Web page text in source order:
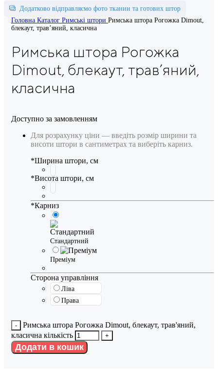
Додатково відправляємо фото тканин та готових штор
Головна Каталог Римські штори Римська штора Рогожка Dimout,
блекаут, трав’яний, класична
Римська штора Рогожка
Dimout, блекаут, трав’яний,
класична
Доступно за замовленням
Для розрахунку ціни — введіть розмір ширини та
висоти штори в сантиметрах та виберіть карниз.
*Ширина штори, см
*Висота штори, см
*Карниз
Стандартний
Преміум
Сторона управління
Ліва
Права
Римська штора Рогожка Dimout, блекаут, трав'яний,
класична кількість
Додати в кошик